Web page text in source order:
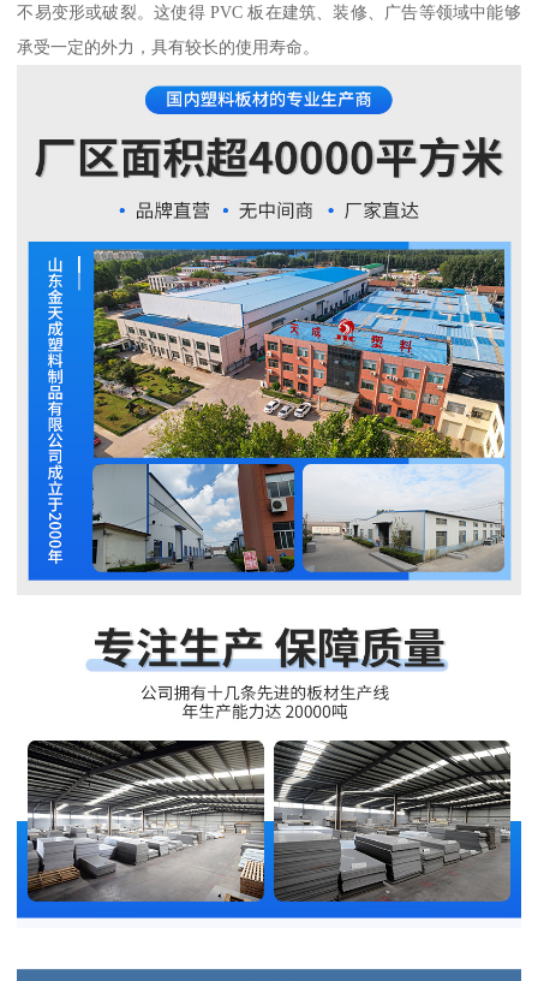
不易变形或破裂。这使得 PVC 板在建筑、装修、广告等领域中能够
承受一定的外力，具有较长的使用寿命。